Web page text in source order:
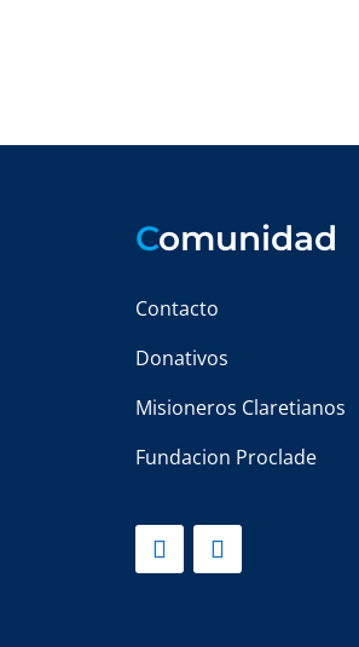
Comunidad
Contacto
Donativos
Misioneros Claretianos
Fundacion Proclade